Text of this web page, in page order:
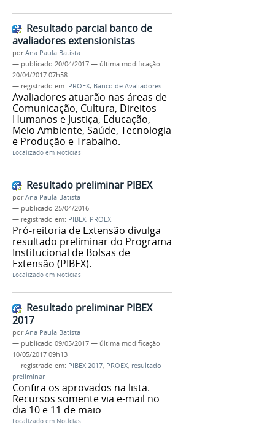
Resultado parcial banco de
avaliadores extensionistas
porAna Paula Batista
— publicado 20/04/2017 — última modificação
20/04/2017 07h58
— registrado em: PROEX, Banco de Avaliadores
Avaliadores atuarão nas áreas de
Comunicação, Cultura, Direitos
Humanos e Justiça, Educação,
Meio Ambiente, Saúde, Tecnologia
e Produção e Trabalho.
Localizado em Notícias
Resultado preliminar PIBEX
porAna Paula Batista
— publicado 25/04/2016
— registrado em: PIBEX, PROEX
Pró-reitoria de Extensão divulga
resultado preliminar do Programa
Institucional de Bolsas de
Extensão (PIBEX).
Localizado em Notícias
Resultado preliminar PIBEX
2017
porAna Paula Batista
— publicado 09/05/2017 — última modificação
10/05/2017 09h13
— registrado em: PIBEX 2017, PROEX, resultado
preliminar
Confira os aprovados na lista.
Recursos somente via e-mail no
dia 10 e 11 de maio
Localizado em Notícias